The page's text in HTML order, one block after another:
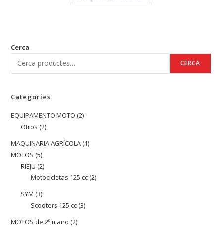
Cerca
CERCA
Categories
EQUIPAMENTO MOTO 22
Otros 22
productes
MAQUINARIA AGRÍCOLA 11
MOTOS 55
productes
RIEJU 22
productes
Motocicletas 125 cc 22
SYM 33
productes
Scooters 125 cc 33
MOTOS de 2º mano 22